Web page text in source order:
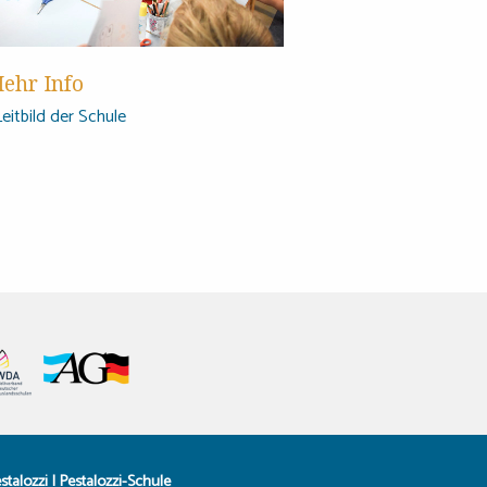
Info
der Schule
| Pestalozzi-Schule